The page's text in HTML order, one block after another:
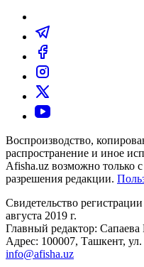
Воспроизводство,
распространение и иное
Afisha.uz возможно только
разрешения редакции.
Свидетельство
августа 2019 г.
Главный редактор: Сапаева
Адрес: 100007, Ташкент,
info@afisha.uz